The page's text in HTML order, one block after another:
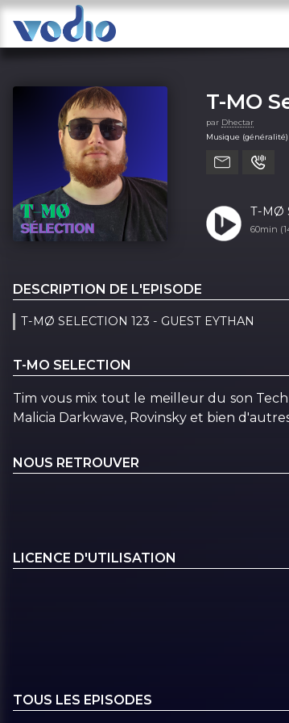
T-MO
par Dhectar
Musique (généralité)
T-MØ
60min
DESCRIPTION DE L'EPISODE
T-MØ SELECTION 123 - GUEST EYTHAN
T-MO SELECTION
Tim vous mix tout le meilleur du son
Malicia Darkwave, Rovinsky et bien
NOUS RETROUVER
LICENCE D'UTILISATION
TOUS LES EPISODES